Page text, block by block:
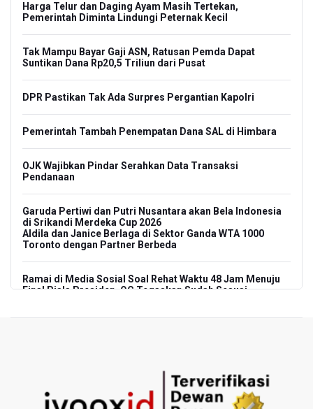
Harga Telur dan Daging Ayam Masih Tertekan,
Pemerintah Diminta Lindungi Peternak Kecil
Tak Mampu Bayar Gaji ASN, Ratusan Pemda Dapat
Suntikan Dana Rp20,5 Triliun dari Pusat
DPR Pastikan Tak Ada Surpres Pergantian Kapolri
Pemerintah Tambah Penempatan Dana SAL di Himbara
OJK Wajibkan Pindar Serahkan Data Transaksi
Pendanaan
Garuda Pertiwi dan Putri Nusantara akan Bela Indonesia
di Srikandi Merdeka Cup 2026
Aldila dan Janice Berlaga di Sektor Ganda WTA 1000
Toronto dengan Partner Berbeda
Ramai di Media Sosial Soal Rehat Waktu 48 Jam Menuju
Final Piala Presiden, OC Tegaskan Sudah Sesuai
Pemerintah Siapkan Stimulus Hadapi Dampak El Nino